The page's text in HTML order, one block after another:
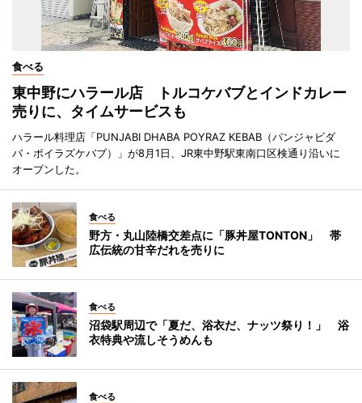
食べる
東中野にハラール店 トルコケバブとインドカレー
売りに、タイムサービスも
ハラール料理店「PUNJABI DHABA POYRAZ KEBAB（パンジャビダ
バ・ポイラズケバブ）」が8月1日、JR東中野駅東南口区検通り沿いに
オープンした。
食べる
野方・丸山陸橋交差点に「豚丼屋TONTON」 帯
広伝統の甘辛だれを売りに
食べる
沼袋駅周辺で「夏だ、浴衣だ、ナッツ祭り！」 浴
衣特典や流しそうめんも
食べる